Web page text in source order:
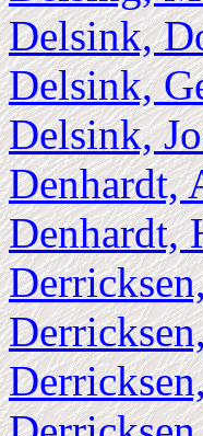
Delsink,
Delsink,
Delsink,
Denhardt,
Denhardt,